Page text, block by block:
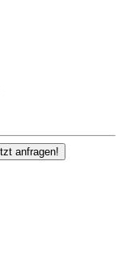
Material, Größe oder Ausführung nicht dabei? Jetzt anfragen!